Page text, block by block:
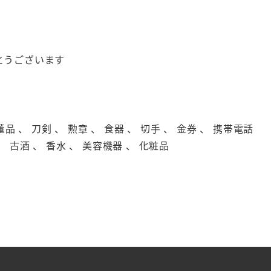
ございます
、 刀剣 、 勲章 、 食器 、 切手 、 金券 、 携帯電話
古酒 、 香水 、 美容機器 、 化粧品